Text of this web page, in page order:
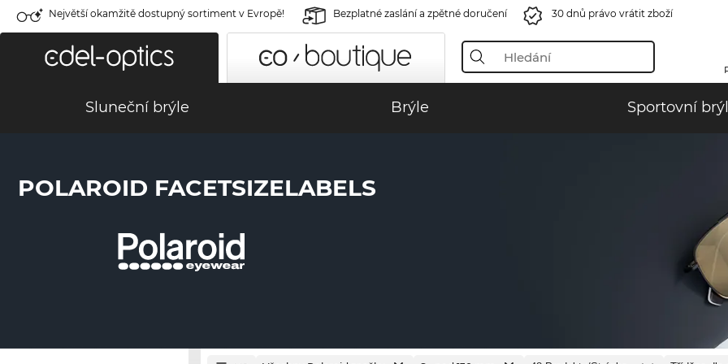
Největší okamžitě dostupný sortiment v Evropě! Bezplatné zaslání a zpětné doručení 30 dnů právo vrátit zboží
Sluneční brýle Brýle Sportovní
POLAROID FACETSIZELABELS